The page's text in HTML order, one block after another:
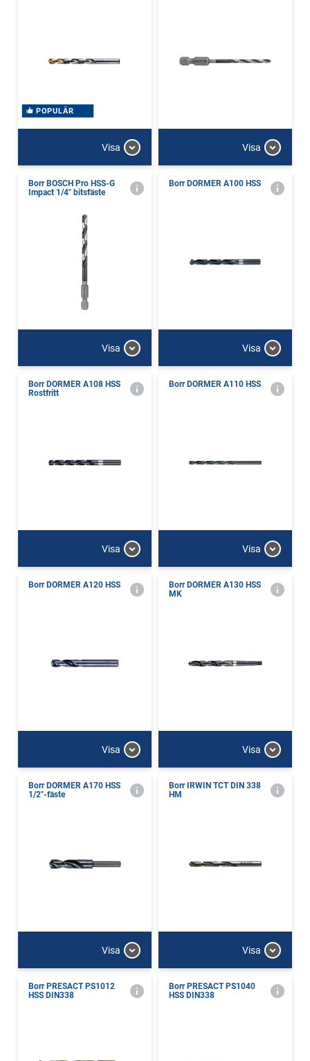
POPULÄR
Visa Visa
Borr BOSCH Pro HSS-G
Impact 1/4" bitsfäste
Visa
Borr DORMER A100 HSS
Visa
Borr DORMER A108 HSS
Rostfritt
Visa
Borr DORMER A110 HSS
Visa
Borr DORMER A120 HSS
Visa
Borr DORMER A130 HSS
MK
Visa
Borr DORMER A170 HSS
1/2"-fäste
Visa
Borr IRWIN TCT DIN 338
HM
Visa
Borr PRESACT PS1012
HSS DIN338
Borr PRESACT PS1040
HSS DIN338